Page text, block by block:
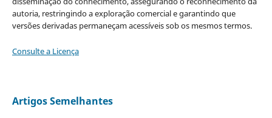
autoria, restringindo a exploração comercial e garantindo que
versões derivadas permaneçam acessíveis sob os mesmos termos.
Consulte a Licença
Artigos Semelhantes